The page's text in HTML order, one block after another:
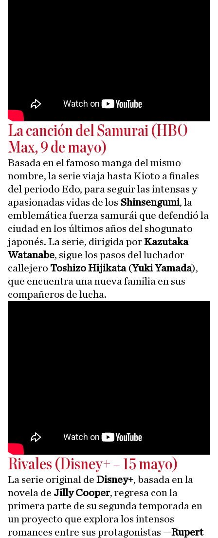
La canción del Samurai (HBO
Max, 9 de mayo)
Basada en el famoso manga del mismo
nombre, la serie viaja hasta Kioto a finales
del periodo Edo, para seguir las intensas y
apasionadas vidas de los Shinsengumi, la
emblemática fuerza samurái que defendió la
ciudad en los últimos años del shogunato
japonés. La serie, dirigida porKazutaka
Watanabe, sigue los pasos del luchador
callejero Toshizo Hijikata(Yuki Yamada),
que encuentra una nueva familia en sus
compañeros de lucha.
Rivales (Disney+ – 15 mayo)
La serie original de Disney+, basada en la
novela de Jilly Cooper, regresa con la
primera parte de su segunda temporada en
un proyecto que explora los intensos
romances entre sus protagonistas —Rupert